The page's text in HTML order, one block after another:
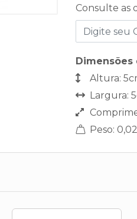
Consulte as
Altura:
Largura:
Peso: